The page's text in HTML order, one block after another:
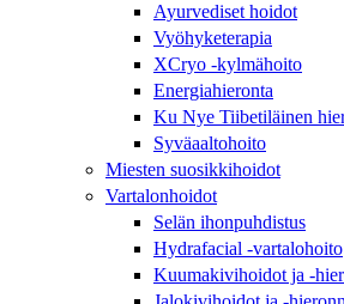
Ayurvediset hoidot
Vyöhyketerapia
XCryo -kylmähoito
Energiahieronta
Ku Nye Tiibetiläinen
Syväaaltohoito
Miesten suosikkihoidot
Vartalonhoidot
Selän ihonpuhdistus
Hydrafacial -vartalohoito
Kuumakivihoidot ja -